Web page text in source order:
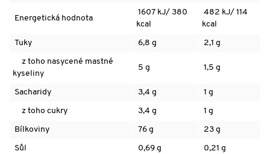
Energetická hodnota
1607 kJ/ 380
kcal
482 kJ/ 114
kcal
Tuky 6,8 g 2,1 g
z toho nasycené mastné
kyseliny
5 g 1,5 g
Sacharidy 3,4 g 1 g
z toho cukry 3,4 g 1 g
Bílkoviny 76 g 23 g
Sůl 0,69 g 0,21 g